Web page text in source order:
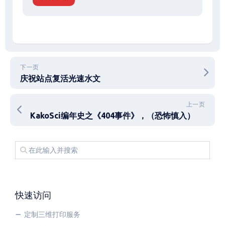
下一页
庆祝站点复活光速水文
上一页
KakoSci编年史之《404事件》，（恐怖慎入）
快速访问
定制三维打印服务